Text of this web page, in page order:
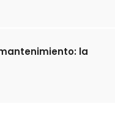
la